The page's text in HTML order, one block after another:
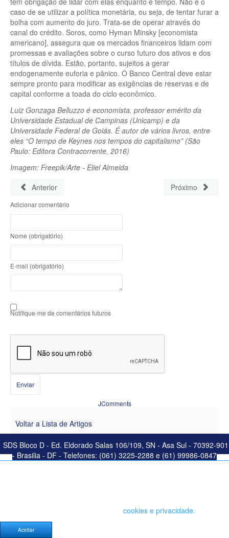
caso de se utilizar a política monetária, ou seja, de tentar furar a
bolha com aumento do juro. Trata-se de operar através do
canal do crédito. Soros, como Hyman Minsky [economista
americano], assegura que os mercados financeiros lidam com
promessas e avaliações sobre o curso futuro dos ativos e dos
títulos de dívida. Estão, portanto, sujeitos a gerar
endogenamente euforia e pânico. O Banco Central deve estar
sempre pronto para modificar as exigências de reservas e de
capital conforme a toada do ciclo econômico.
Luiz Gonzaga Belluzzo é economista, professor emérito da
Universidade Estadual de Campinas (Unicamp) e da
Universidade Federal de Goiás. É autor de vários livros, entre
eles “O tempo de Keynes nos tempos do capitalismo” (São
Paulo: Editora Contracorrente, 2016)
Imagem: Freepik/Arte - Eliel Almeida
Anterior
Próximo
Adicionar comentário
Nome (obrigatório)
E-mail (obrigatório)
Notifique-me de comentários futuros
Enviar
JComments
Voltar a Lista de Artigos
SDS Bloco D - Ed. Eldorado Salas 106/109, SN - Asa Sul - 70392-901
- Brasilia - DF - Telefones: (061) 3225-2288 e (61) 99986-0847
cookies e privacidade.
Aceitar